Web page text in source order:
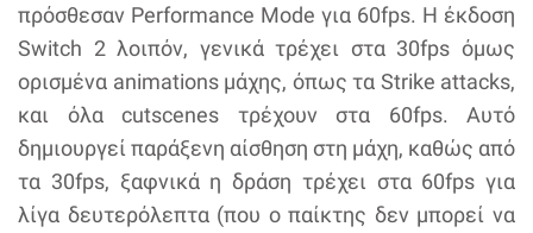
πρόσθεσαν Performance Mode για 60fps. Η έκδοση
Switch 2 λοιπόν, γενικά τρέχει στα 30fps όμως
ορισμένα animations μάχης, όπως τα Strike attacks,
και όλα cutscenes τρέχουν στα 60fps. Αυτό
δημιουργεί παράξενη αίσθηση στη μάχη, καθώς από
τα 30fps, ξαφνικά η δράση τρέχει στα 60fps για
λίγα δευτερόλεπτα (που ο παίκτης δεν μπορεί να